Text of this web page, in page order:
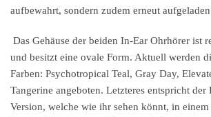
aufbewahrt, sondern zudem erneut
Das Gehäuse der beiden In-Ear Ohrhörer ist
und besitzt eine ovale Form. Aktuell werden
Farben: Psychotropical Teal, Gray Day,
Tangerine angeboten. Letzteres entspricht der
Version, welche wie ihr sehen könnt, in